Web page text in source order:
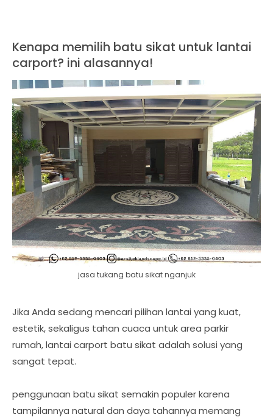
Kenapa memilih batu sikat untuk lantai
carport? ini alasannya!
jasa tukang batu sikat nganjuk
Jika Anda sedang mencari pilihan lantai yang kuat,
estetik, sekaligus tahan cuaca untuk area parkir
rumah, lantai carport batu sikat adalah solusi yang
sangat tepat.
penggunaan batu sikat semakin populer karena
tampilannya natural dan daya tahannya memang